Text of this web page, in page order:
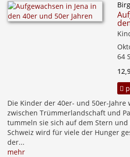
64
Die Kinder der 40er- und 50er-Jahre
zwischen Trümmerlandschaft und
tummeln sie sich auf dem Stern
Schweiz wird für viele der Hunger
der...
mehr